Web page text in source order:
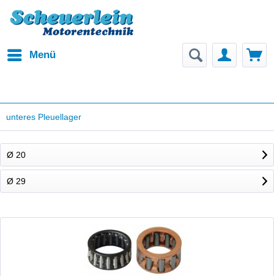
Menü
unteres Pleuellager
Ø 20
Ø 29